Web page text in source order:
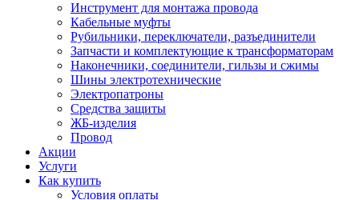
Инструмент для монтажа провода
Кабельные муфты
Рубильники, переключатели, разъединители
Запчасти и комплектующие к трансформаторам
Наконечники, соединители, гильзы и сжимы
Шины электротехнические
Электропатроны
Средства защиты
ЖБ-изделия
Провод
Акции
Услуги
Как купить
Условия оплаты